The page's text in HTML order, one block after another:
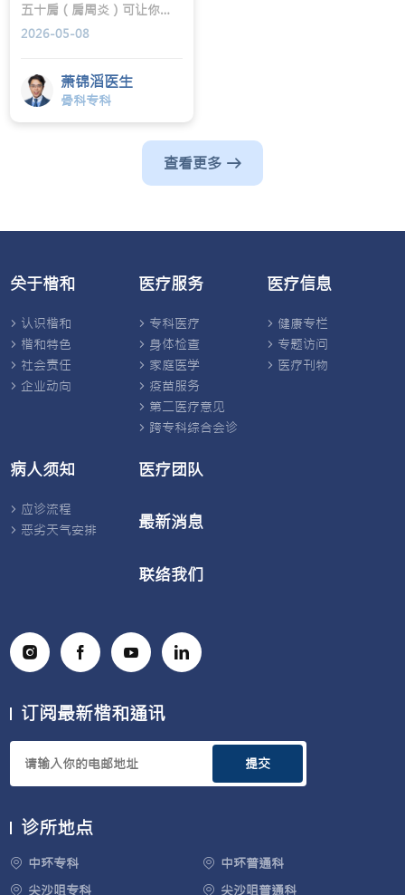
五十肩（肩周炎）可让你如「披」针毡？楷和医疗骨科专科萧锦滔医生提醒，五十肩发作期间需忍受难耐的痛楚及肩膀活动限制，严重影响生活质素。
2026-05-08
萧锦滔医生
骨科专科
查看更多
关于楷和
认识楷和
楷和特色
社会责任
企业动向
医疗服务
专科医疗
身体检查
家庭医学
疫苗服务
第二医疗意见
跨专科综合会诊
医疗信息
健康专栏
专题访问
医疗刊物
病人须知
应诊流程
恶劣天气安排
医疗团队
最新消息
联络我们
订阅最新楷和通讯
提交
诊所地点
中环专科
中环普通科
尖沙咀专科
尖沙咀普通科